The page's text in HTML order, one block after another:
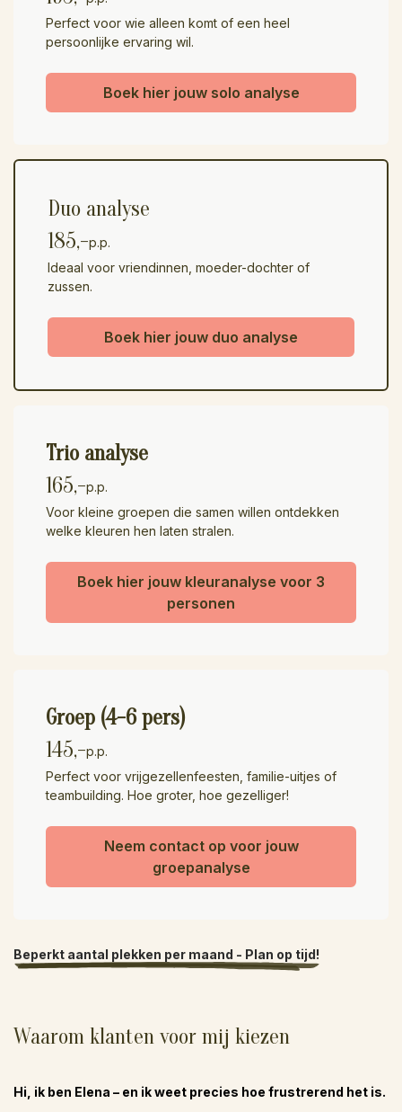
Perfect voor wie alleen komt of een heel
persoonlijke ervaring wil.
Boek hier jouw solo analyse
Duo analyse
185,-p.p.
Ideaal voor vriendinnen, moeder-dochter of
zussen.
Boek hier jouw duo analyse
Trio analyse
165,-p.p.
Voor kleine groepen die samen willen ontdekken
welke kleuren hen laten stralen.
Boek hier jouw kleuranalyse voor 3
personen
Groep (4-6 pers)
145,-p.p.
Perfect voor vrijgezellenfeesten, familie-uitjes of
teambuilding. Hoe groter, hoe gezelliger!
Neem contact op voor jouw
groepanalyse
Beperkt aantal plekken per maand - Plan op tijd!
Waarom klanten voor mij kiezen
Hi, ik ben Elena – en ik weet precies hoe frustrerend het is.